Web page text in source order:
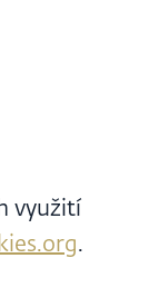
využití
.